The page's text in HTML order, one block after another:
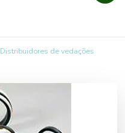
Distribuidores de vedações